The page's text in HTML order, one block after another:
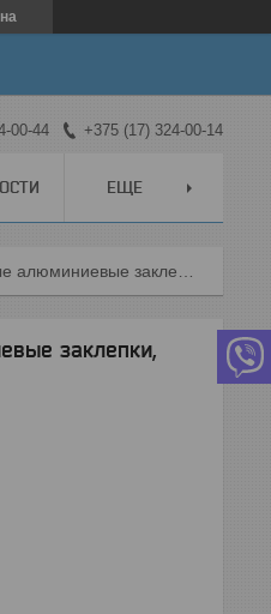
00-44 +375 (17) 324-00-14
ЕЩЕ
заклепки,